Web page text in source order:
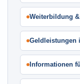
Weiterbildung
Geldleistungen
Informationen